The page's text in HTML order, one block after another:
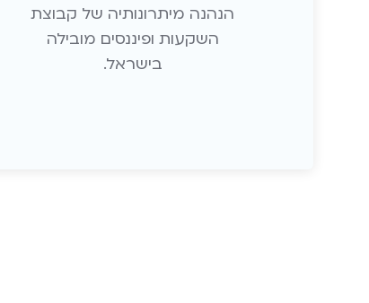
הנהנה מיתרונותיה של קבוצת
השקעות ופיננסים מובילה
בישראל.